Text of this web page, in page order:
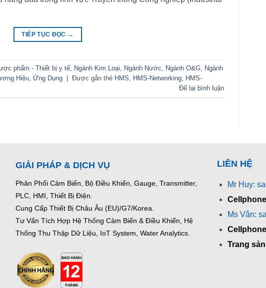
TIẾP TỤC ĐỌC →
phẩm - Thiết bị y tế, Ngành Kim Loại, Ngành Nước, Ngành O&G, Ngành
Hiệu, Ứng Dụng Được gắn thẻ HMS, HMS-Networking, HMS-
Để lại bình luận
GIẢI PHÁP & DỊCH VỤ
Phân Phối Cảm Biến, Bộ Điều Khiển, Gauge, Transmitter,
PLC, HMI, Thiết Bị Điện.
Cung Cấp Thiết Bị Châu Âu (EU)/G7/Korea.
Tư Vấn Tích Hợp Hệ Thống Cảm Biến & Điều Khiển, Hệ
Thống Thu Thập Dữ Liệu, IoT System, Water Analytics.
LIÊN HỆ
Mr Huy:
Ms Vân:
Trang